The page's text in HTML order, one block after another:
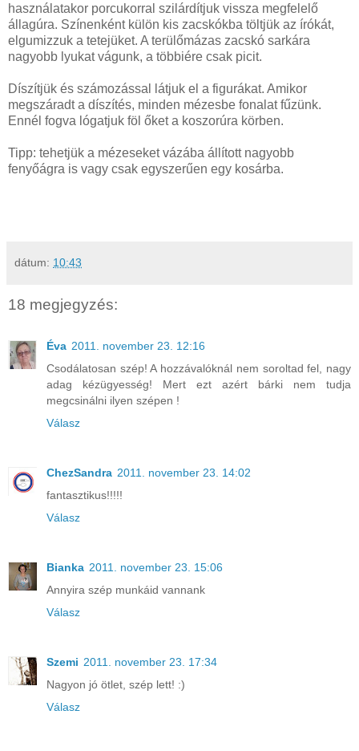
használatakor porcukorral szilárdítjuk vissza megfelelő
állagúra. Színenként külön kis zacskókba töltjük az írókát,
elgumizzuk a tetejüket. A terülőmázas zacskó sarkára
nagyobb lyukat vágunk, a többiére csak picit.
Díszítjük és számozással látjuk el a figurákat. Amikor
megszáradt a díszítés, minden mézesbe fonalat fűzünk.
Ennél fogva lógatjuk föl őket a koszorúra körben.
Tipp: tehetjük a mézeseket vázába állított nagyobb
fenyőágra is vagy csak egyszerűen egy kosárba.
dátum: 10:43
18 megjegyzés:
Éva 2011. november 23. 12:16
Csodálatosan szép! A hozzávalóknál nem soroltad fel, nagy
adag kézügyesség! Mert ezt azért bárki nem tudja
megcsinálni ilyen szépen !
Válasz
ChezSandra 2011. november 23. 14:02
fantasztikus!!!!!
Válasz
Bianka 2011. november 23. 15:06
Annyira szép munkáid vannank
Válasz
Szemi 2011. november 23. 17:34
Nagyon jó ötlet, szép lett! :)
Válasz